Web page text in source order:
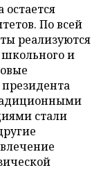
остается
По всей
реализуются
и
президента
стали